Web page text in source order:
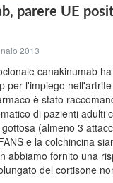
parere UE
2013
canakinumab
per l'impiego
è stato
di pazienti adulti
(almeno 3
e la colchincina
abbiamo fornito una
del cortisone